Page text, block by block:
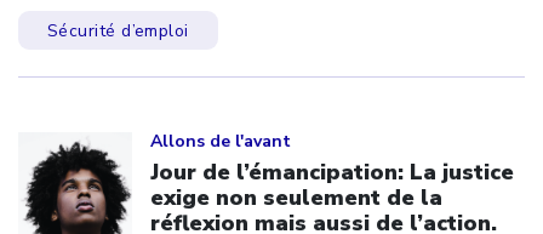
Sécurité d’emploi
Allons de l'avant
Jour de l’émancipation: La justice
exige non seulement de la
réflexion mais aussi de l’action.